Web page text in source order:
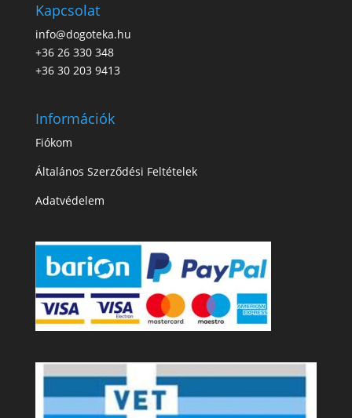
Kapcsolat
info@dogoteka.hu
+36 26 330 348
+36 30 203 9413
Információk
Fiókom
Általános Szerződési Feltételek
Adatvédelem